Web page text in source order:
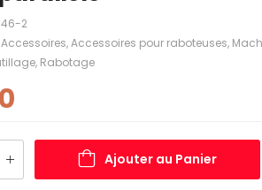
2
Accessoires,Accessoires pour raboteuses,
, Rabotage
Ajouter au Panier